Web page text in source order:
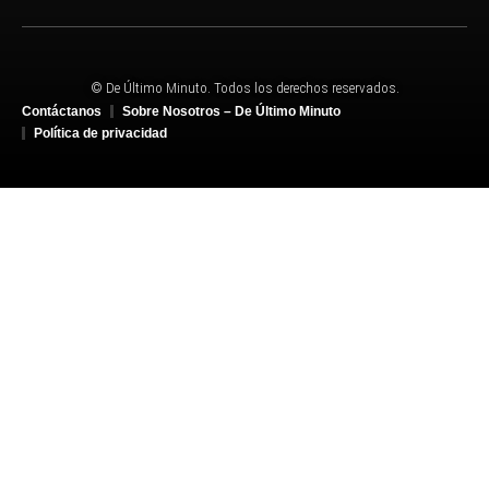
© De Último Minuto. Todos los derechos reservados.
Contáctanos
Sobre Nosotros – De Último Minuto
Política de privacidad